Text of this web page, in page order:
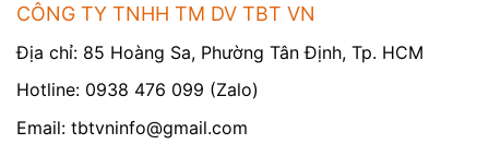
CÔNG TY TNHH TM DV TBT VN
Địa chỉ: 85 Hoàng Sa, Phường Tân Định, Tp. HCM
Hotline: 0938 476 099 (Zalo)
Email: tbtvninfo@gmail.com